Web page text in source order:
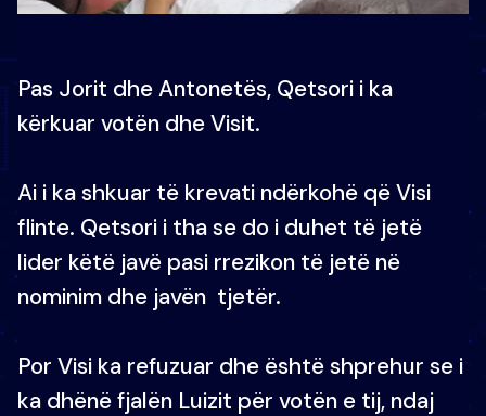
Pas Jorit dhe Antonetës, Qetsori i ka
kërkuar votën dhe Visit.
Ai i ka shkuar të krevati ndërkohë që Visi
flinte. Qetsori i tha se do i duhet të jetë
lider këtë javë pasi rrezikon të jetë në
nominim dhe javën tjetër.
Por Visi ka refuzuar dhe është shprehur se i
ka dhënë fjalën Luizit për votën e tij, ndaj